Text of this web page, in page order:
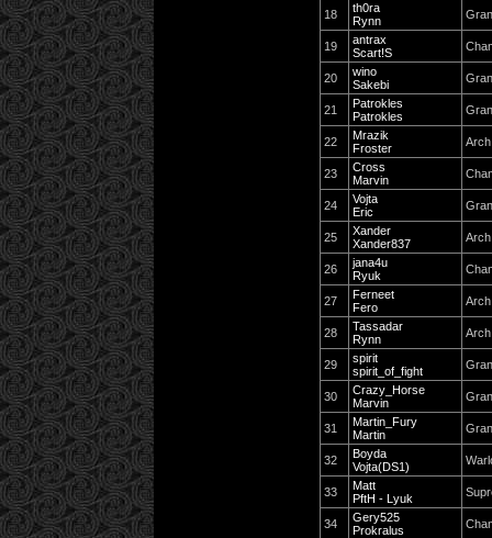
18
th0ra
Rynn
19
antrax
Scart!S
20
wino
Sakebi
21
Patrokles
Patrokles
22
Mrazik
Froster
23
Cross
Marvin
24
Vojta
Eric
25
Xander
Xander837
26
jana4u
Ryuk
27
Ferneet
Fero
28
Tassadar
Rynn
29
spirit
spirit_of_fight
30
Crazy_Horse
Marvin
31
Martin_Fury
Martin
32
Boyda
Vojta(DS1)
33
Matt
PftH - Lyuk
34
Gery525
Prokralus